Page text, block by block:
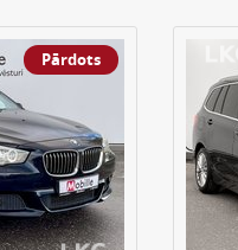
Pārdots